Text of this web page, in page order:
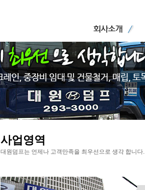
사업영역
대원덤프는 언제나 고객만족을 최우선으로 생각 합니다.